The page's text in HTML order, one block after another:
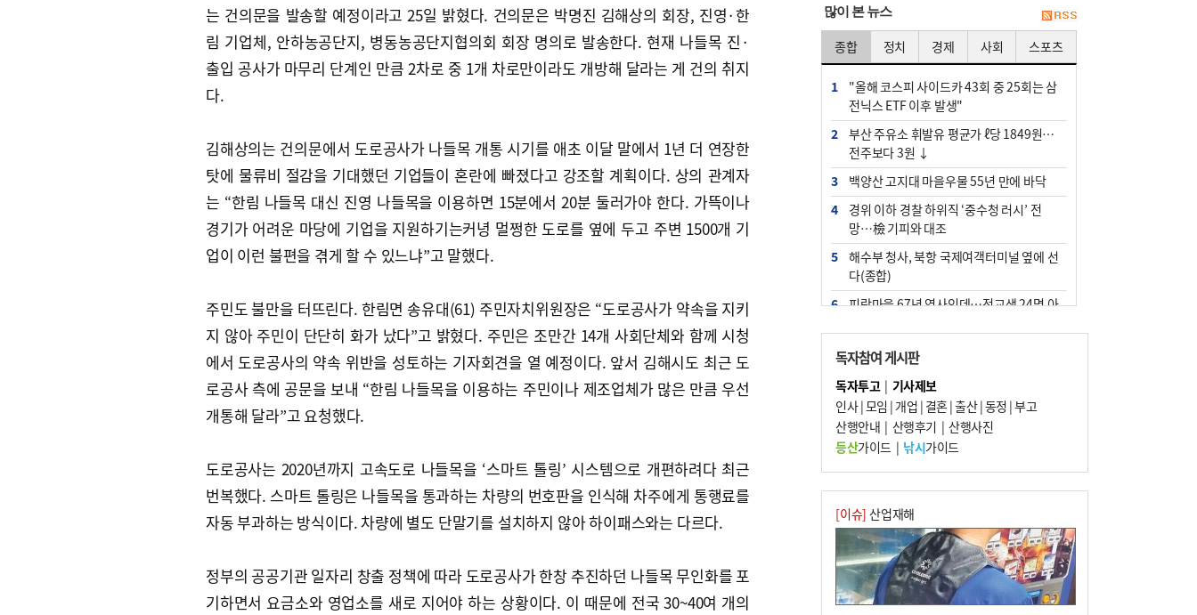
는 건의문을 발송할 예정이라고 25일 밝혔다. 건의문은 박명진 김해상의 회장, 진영·한
림 기업체, 안하농공단지, 병동농공단지협의회 회장 명의로 발송한다. 현재 나들목 진·
출입 공사가 마무리 단계인 만큼 2차로 중 1개 차로만이라도 개방해 달라는 게 건의 취지
다.
김해상의는 건의문에서 도로공사가 나들목 개통 시기를 애초 이달 말에서 1년 더 연장한
탓에 물류비 절감을 기대했던 기업들이 혼란에 빠졌다고 강조할 계획이다. 상의 관계자
는 “한림 나들목 대신 진영 나들목을 이용하면 15분에서 20분 둘러가야 한다. 가뜩이나
경기가 어려운 마당에 기업을 지원하기는커녕 멀쩡한 도로를 옆에 두고 주변 1500개 기
업이 이런 불편을 겪게 할 수 있느냐”고 말했다.
주민도 불만을 터뜨린다. 한림면 송유대(61) 주민자치위원장은 “도로공사가 약속을 지키
지 않아 주민이 단단히 화가 났다”고 밝혔다. 주민은 조만간 14개 사회단체와 함께 시청
에서 도로공사의 약속 위반을 성토하는 기자회견을 열 예정이다. 앞서 김해시도 최근 도
로공사 측에 공문을 보내 “한림 나들목을 이용하는 주민이나 제조업체가 많은 만큼 우선
개통해 달라”고 요청했다.
도로공사는 2020년까지 고속도로 나들목을 ‘스마트 톨링’ 시스템으로 개편하려다 최근
번복했다. 스마트 톨링은 나들목을 통과하는 차량의 번호판을 인식해 차주에게 통행료를
자동 부과하는 방식이다. 차량에 별도 단말기를 설치하지 않아 하이패스와는 다르다.
정부의 공공기관 일자리 창출 정책에 따라 도로공사가 한창 추진하던 나들목 무인화를 포
기하면서 요금소와 영업소를 새로 지어야 하는 상황이다. 이 때문에 전국 30~40여 개의
많이 본 뉴스
종합 정치 경제 사회 스포츠
1
"올해 코스피 사이드카 43회 중 25회는 삼
전닉스 ETF 이후 발생"
2
부산 주유소 휘발유 평균가 ℓ당 1849원…
전주보다 3원 ↓
3
백양산 고지대 마을우물 55년 만에 바닥
4
경위 이하 경찰 하위직 ‘중수청 러시’ 전
망…檢 기피와 대조
5
해수부 청사, 북항 국제여객터미널 옆에 선
다(종합)
6
피란마을 67년 역사인데…전교생 24명 아
7
부울경 주말부터 비소식…‘극한 폭염’ 한풀
꺾일 듯
8
“낙동강권 삼락·을숙도·다대포 연결해 서
부산 관광 키우자”
9
오늘의 날씨- 2026년 8월 7일
10 외국인 선원 ‘인신매매 경유지’ 된 부산…
우려가 현실로
독자참여 게시판
독자투고| 기사제보
인사|모임 | 개업 | 결혼|출산|동정 |부고
산행안내 | 산행후기 | 산행사진
등산가이드| 낚시가이드
[이슈] 산업재해